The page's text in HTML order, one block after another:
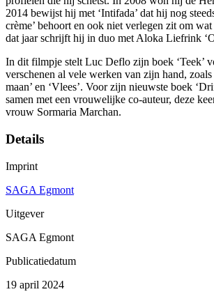
2014 bewijst hij met ‘Intifada’ dat hij nog
crème’ behoort en ook niet verlegen zit om
dat jaar schrijft hij in duo met Aloka Liefrink
In dit filmpje stelt Luc Deflo zijn boek ‘Teek’
verschenen al vele werken van zijn hand,
maan’ en ‘Vlees’. Voor zijn nieuwste boek
samen met een vrouwelijke co-auteur, deze
vrouw Sormaria Marchan.
Details
Imprint
SAGA Egmont
Uitgever
SAGA Egmont
Publicatiedatum
19 april 2024